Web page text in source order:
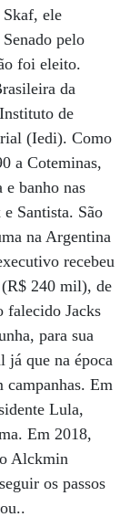
ele
pelo
foi eleito.
da
de
(Iedi). Como
a Coteminas,
e banho nas
Santista. São
na Argentina
recebeu
(R$ 240 mil), de
falecido Jacks
para sua
já que na época
campanhas. Em
Lula,
Em 2018,
Alckmin
os passos